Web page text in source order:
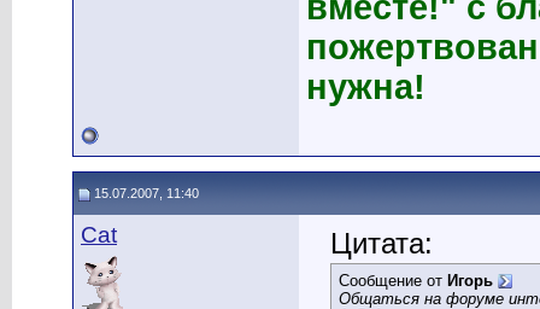
нужна!
15.07.2007, 11:40
Cat Цитата:
Сообщение от Игорь
Общаться на форуме